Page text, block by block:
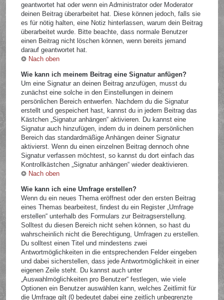
geantwortet hat oder wenn ein Administrator oder Moderator
deinen Beitrag überarbeitet hat. Diese können jedoch, falls sie
es für nötig halten, eine Notiz hinterlassen, warum dein Beitrag
überarbeitet wurde. Bitte beachte, dass normale Benutzer
einen Beitrag nicht löschen können, wenn bereits jemand
darauf geantwortet hat.
Nach oben
Wie kann ich meinem Beitrag eine Signatur anfügen?
Um eine Signatur an deinen Beitrag anzufügen, musst du
zunächst eine solche in den Einstellungen in deinem
persönlichen Bereich entwerfen. Nachdem du die Signatur
erstellt und gespeichert hast, kannst du in jedem Beitrag das
Kästchen „Signatur anhängen“ aktivieren. Du kannst eine
Signatur auch hinzufügen, indem du in deinem persönlichen
Bereich das standardmäßige Anhängen deiner Signatur
aktivierst. Wenn du einen einzelnen Beitrag dennoch ohne
Signatur verfassen möchtest, so kannst du dort einfach das
Kontrollkästchen „Signatur anhängen“ wieder deaktivieren.
Nach oben
Wie kann ich eine Umfrage erstellen?
Wenn du ein neues Thema eröffnest oder den ersten Beitrag
eines Themas bearbeitest, findest du ein Register „Umfrage
erstellen“ unterhalb des Formulars zur Beitragserstellung.
Solltest du diesen Bereich nicht sehen können, so hast du
wahrscheinlich nicht die Berechtigung, Umfragen zu erstellen.
Du solltest einen Titel und mindestens zwei
Antwortmöglichkeiten in die entsprechenden Felder eingeben
und dabei sicherstellen, dass jede Antwortmöglichkeit in einer
eigenen Zeile steht. Du kannst auch unter
„Auswahlmöglichkeiten pro Benutzer“ festlegen, wie viele
Optionen ein Benutzer auswählen kann, welches Zeitlimit für
die Umfrage gilt (0 bedeutet dabei eine zeitlich unbegrenzte